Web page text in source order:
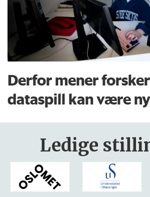
Derfor mener
dataspill kan være
Ledige